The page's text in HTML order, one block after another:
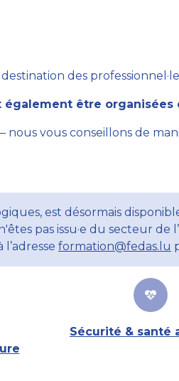
des
être organisées
nous vous conseillons de
est désormais
pas issu·e du secteur de
formation@fedas.lu
Sécurité & santé